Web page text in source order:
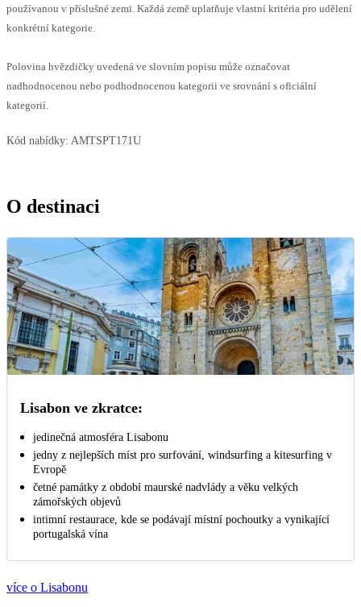
používanou v příslušné zemi. Každá země uplatňuje vlastní kritéria pro udělení
konkrétní kategorie.
Polovina hvězdičky uvedená ve slovním popisu může označovat
nadhodnocenou nebo podhodnocenou kategorii ve srovnání s oficiální
kategorií.
Kód nabídky: AMTSPT171U
O destinaci
Lisabon ve zkratce:
jedinečná atmosféra Lisabonu
jedny z nejlepších míst pro surfování, windsurfing a kitesurfing v
Evropě
četné památky z období maurské nadvlády a věku velkých
zámořských objevů
intimní restaurace, kde se podávají místní pochoutky a vynikající
portugalská vína
více o Lisabonu